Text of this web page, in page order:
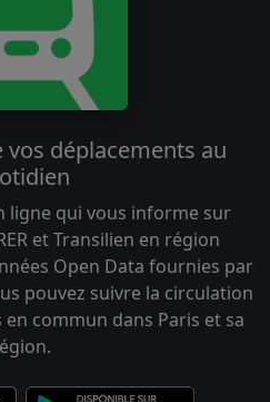
déplacements au
ligne qui vous informe sur
et Transilien en région
Open Data fournies par
pouvez suivre la circulation
commun dans Paris et sa